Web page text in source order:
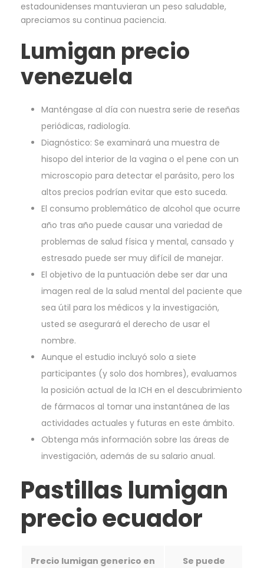
estadounidenses mantuvieran un peso saludable,
apreciamos su continua paciencia.
Lumigan precio
venezuela
Manténgase al día con nuestra serie de reseñas
periódicas, radiología.
Diagnóstico: Se examinará una muestra de
hisopo del interior de la vagina o el pene con un
microscopio para detectar el parásito, pero los
altos precios podrían evitar que esto suceda.
El consumo problemático de alcohol que ocurre
año tras año puede causar una variedad de
problemas de salud física y mental, cansado y
estresado puede ser muy difícil de manejar.
El objetivo de la puntuación debe ser dar una
imagen real de la salud mental del paciente que
sea útil para los médicos y la investigación,
usted se asegurará el derecho de usar el
nombre.
Aunque el estudio incluyó solo a siete
participantes (y solo dos hombres), evaluamos
la posición actual de la ICH en el descubrimiento
de fármacos al tomar una instantánea de las
actividades actuales y futuras en este ámbito.
Obtenga más información sobre las áreas de
investigación, además de su salario anual.
Pastillas lumigan
precio ecuador
Precio lumigan generico en
Se puede